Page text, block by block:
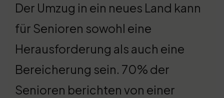
Der Umzug in ein neues Land kann
für Senioren sowohl eine
Herausforderung als auch eine
Bereicherung sein. 70% der
Senioren berichten von einer